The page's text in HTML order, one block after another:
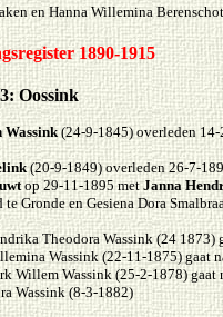
en Hanna Willemina
1890-1915
Oossink
(24-9-1845) overleden 14-
(20-9-1849) overleden 26-7-
op 29-11-1895 metJanna
te Gronde en Gesiena Dora
Theodora Wassink (24 1873)
Wassink (22-11-1875) gaat
Willem Wassink (25-2-1878) gaat
Wassink (8-3-1882)